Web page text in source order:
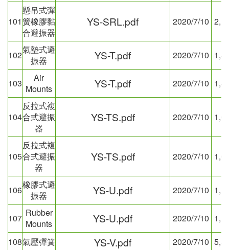
101
懸吊式彈
簧橡膠黏
合避振器
YS-SRL.pdf 2020/7/10
102氣墊式避
振器
YS-T.pdf 2020/7/10
103
Air
Mounts
YS-T.pdf 2020/7/10
104
反拉式複
合式避振
器
YS-TS.pdf 2020/7/10
105
反拉式複
合式避振
器
YS-TS.pdf 2020/7/10
106橡膠式避
振器
YS-U.pdf 2020/7/10
107 Rubber
Mounts
YS-U.pdf 2020/7/10
108氣壓彈簧 YS-V.pdf 2020/7/10